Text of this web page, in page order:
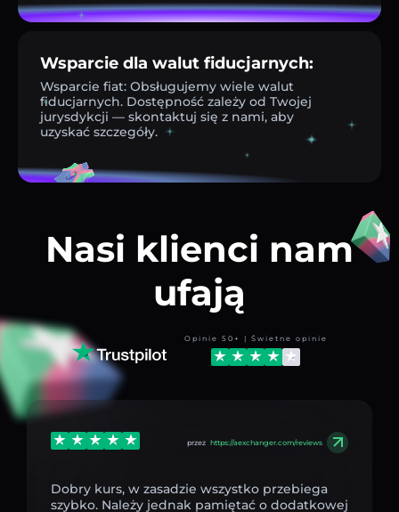
Wsparcie dla walut fiducjarnych:
Wsparcie fiat: Obsługujemy wiele walut
fiducjarnych. Dostępność zależy od Twojej
jurysdykcji — skontaktuj się z nami, aby
uzyskać szczegóły.
Nasi klienci nam
ufają
Opinie 50+ | Świetne opinie
przez https://aexchanger.com/reviews
Dobry kurs, w zasadzie wszystko przebiega
szybko. Należy jednak pamiętać o dodatkowej